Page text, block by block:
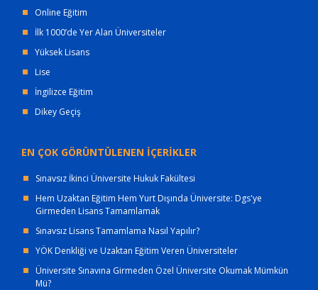
Online Eğitim
İlk 1000’de Yer Alan Üniversiteler
Yüksek Lisans
Lise
İngilizce Eğitim
Dikey Geçiş
EN ÇOK GÖRÜNTÜLENEN İÇERİKLER
Sınavsız İkinci Üniversite Hukuk Fakültesi
Hem Uzaktan Eğitim Hem Yurt Dışında Üniversite: Dgs'ye
Girmeden Lisans Tamamlamak
Sınavsız Lisans Tamamlama Nasıl Yapılır?
YÖK Denkliği ve Uzaktan Eğitim Veren Üniversiteler
Üniversite Sınavına Girmeden Özel Üniversite Okumak Mümkün
Mü?